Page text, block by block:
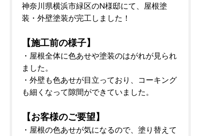
神奈川県横浜市緑区のN様邸にて、屋根塗
装・外壁塗装が完工しました！
【施工前の様子】
・屋根全体に色あせや塗装のはがれが見られ
ました。
・外壁も色あせが目立っており、コーキング
も細くなって隙間ができていました。
【お客様のご要望】
・屋根の色あせが気になるので、塗り替えて